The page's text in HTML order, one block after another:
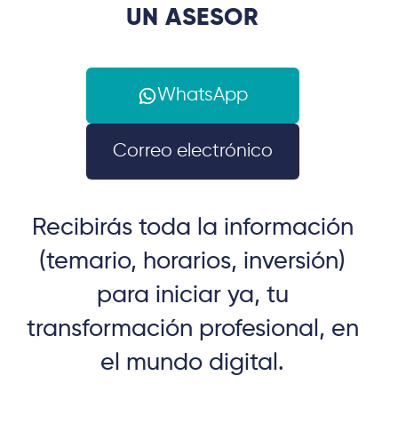
UN ASESOR
WhatsApp
Correo electrónico
Recibirás toda la información
(temario, horarios, inversión)
para iniciar ya, tu
transformación profesional, en
el mundo digital.